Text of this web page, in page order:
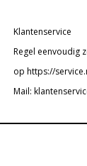
Klantenservice
Regel eenvoudig
op https://
Mail: